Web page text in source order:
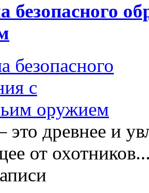
безопасного
древнее и
от